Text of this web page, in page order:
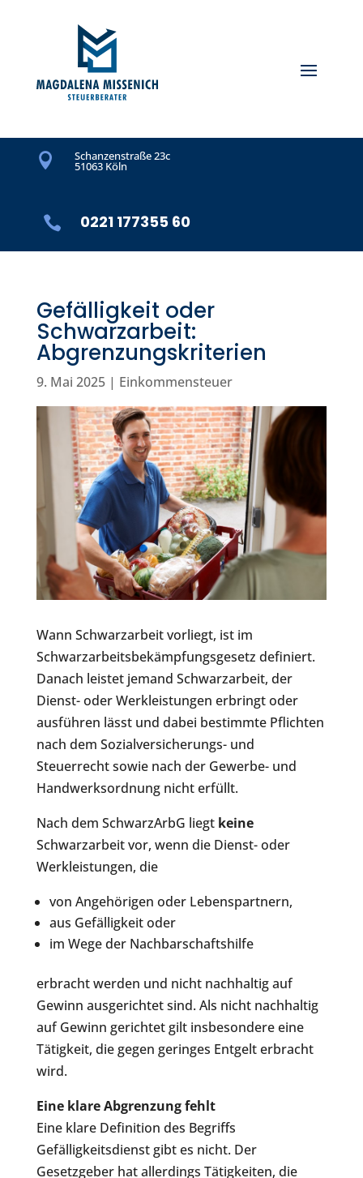
 Schanzenstraße 23c
51063 Köln
 0221 177355 60
Gefälligkeit oder
Schwarzarbeit:
Abgrenzungskriterien
9. Mai 2025| Einkommensteuer
Wann Schwarzarbeit vorliegt, ist im
Schwarzarbeitsbekämpfungsgesetz definiert.
Danach leistet jemand Schwarzarbeit, der
Dienst- oder Werkleistungen erbringt oder
ausführen lässt und dabei bestimmte Pflichten
nach dem Sozialversicherungs- und
Steuerrecht sowie nach der Gewerbe- und
Handwerksordnung nicht erfüllt.
Nach dem SchwarzArbG liegt keine
Schwarzarbeit vor, wenn die Dienst- oder
Werkleistungen, die
von Angehörigen oder Lebenspartnern,
aus Gefälligkeit oder
im Wege der Nachbarschaftshilfe
erbracht werden und nicht nachhaltig auf
Gewinn ausgerichtet sind. Als nicht nachhaltig
auf Gewinn gerichtet gilt insbesondere eine
Tätigkeit, die gegen geringes Entgelt erbracht
wird.
Eine klare Abgrenzung fehlt
Eine klare Definition des Begriffs
Gefälligkeitsdienst gibt es nicht. Der
Gesetzgeber hat allerdings Tätigkeiten, die